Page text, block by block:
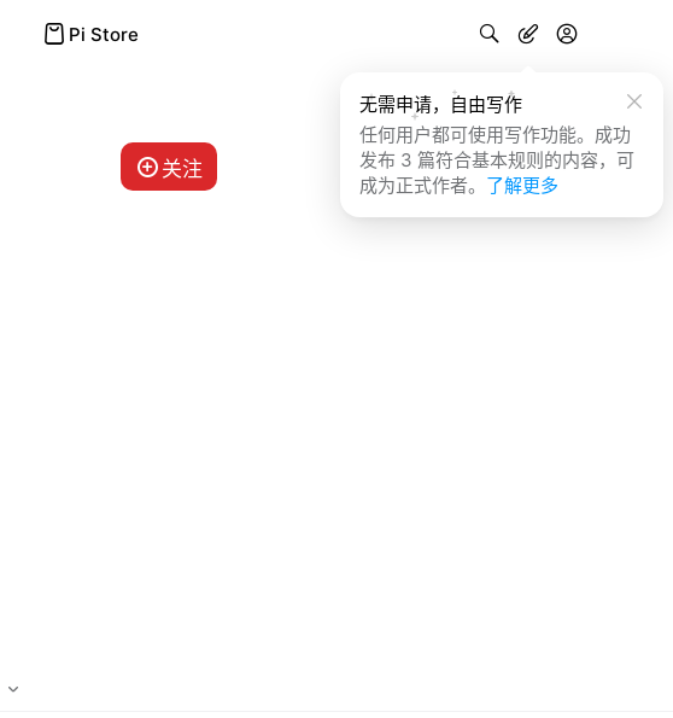
Pi Store
无需申请，自由写作
任何用户都可使用写作功能。成功
发布 3 篇符合基本规则的内容，可
成为正式作者。 了解更多
关注